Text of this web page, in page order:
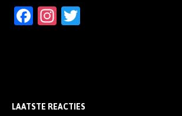
Facebook
Instagram
LAATSTE REACTIES